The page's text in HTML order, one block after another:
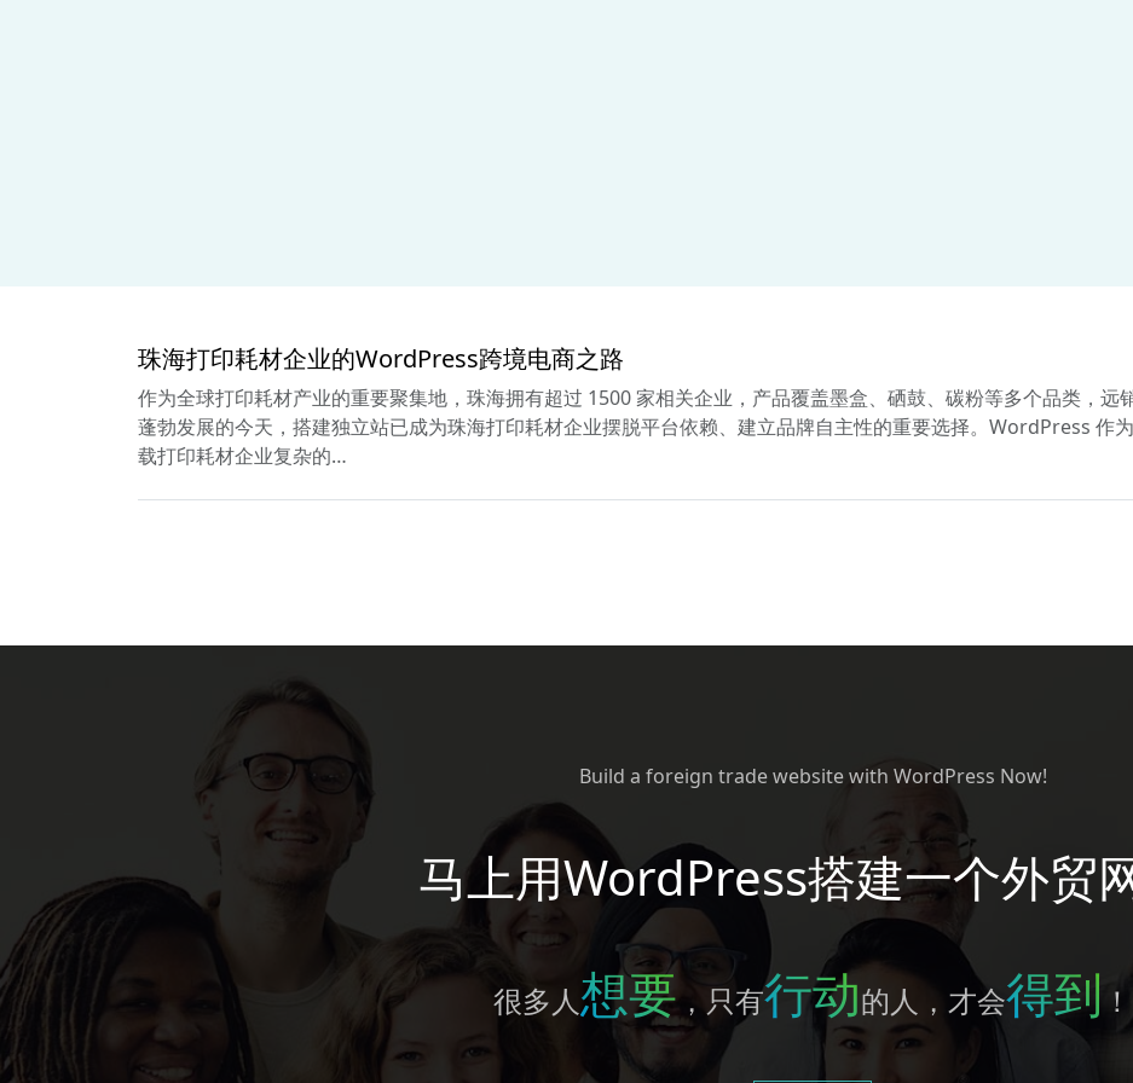
珠海打印耗材企业的WordPress跨境电商之路
作为全球打印耗材产业的重要聚集地，珠海拥有超过 1500 家相关企业，产品覆盖墨盒、硒鼓、碳粉等多个品类，远
蓬勃发展的今天，搭建独立站已成为珠海打印耗材企业摆脱平台依赖、建立品牌自主性的重要选择。WordPress 作
载打印耗材企业复杂的…
Build a foreign trade website with WordPress Now!
马上用WordPress搭建一个外贸
很多人想要，只有行动的人，才会得到 ！